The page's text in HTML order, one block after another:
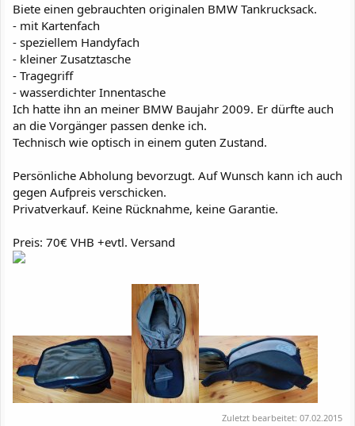
Biete einen gebrauchten originalen BMW Tankrucksack.
- mit Kartenfach
- speziellem Handyfach
- kleiner Zusatztasche
- Tragegriff
- wasserdichter Innentasche
Ich hatte ihn an meiner BMW Baujahr 2009. Er dürfte auch
an die Vorgänger passen denke ich.
Technisch wie optisch in einem guten Zustand.
Persönliche Abholung bevorzugt. Auf Wunsch kann ich auch
gegen Aufpreis verschicken.
Privatverkauf. Keine Rücknahme, keine Garantie.
Preis: 70€ VHB +evtl. Versand
Zuletzt bearbeitet: 07.02.2015